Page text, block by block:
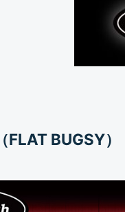
BUGSY）